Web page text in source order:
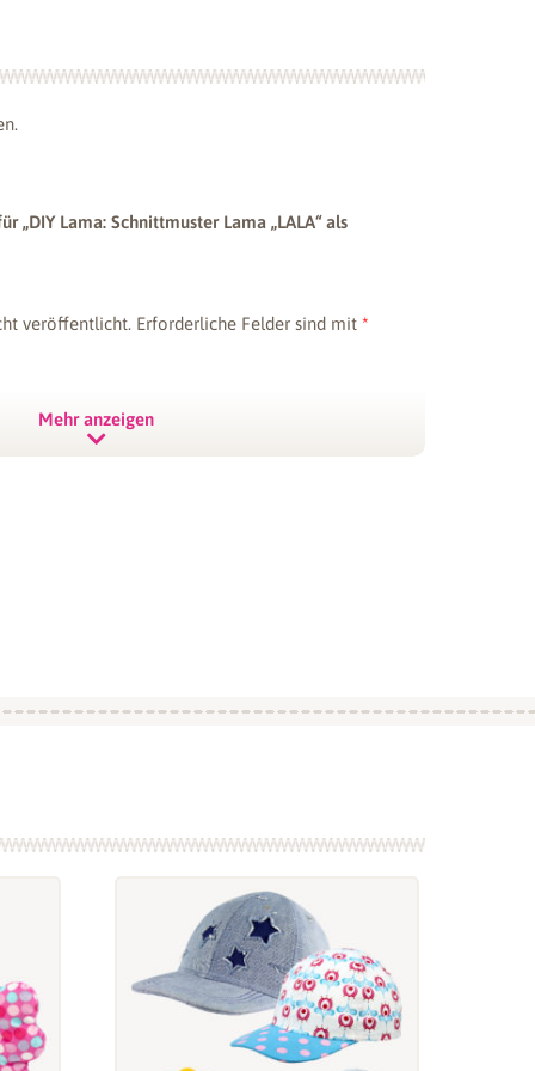
abgebildete Lama haben wir
/ latte –
ab
11,98 €
wollweiß – 1,5
mm SuperSoft
oder Stylefix
„DIY Lama: Schnittmuster Lama „LALA“ als
veröffentlicht. Erforderliche Felder sind mit *
in diesem Browser für meinen nächsten
Mehr anzeigen